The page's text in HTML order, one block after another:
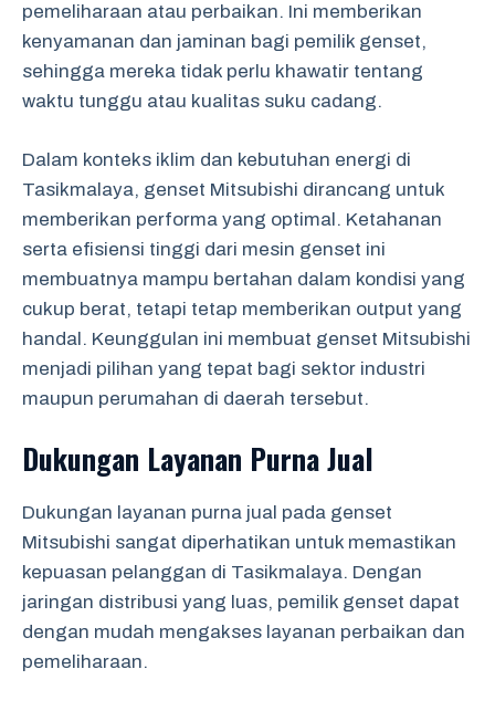
pemeliharaan atau perbaikan. Ini memberikan
kenyamanan dan jaminan bagi pemilik genset,
sehingga mereka tidak perlu khawatir tentang
waktu tunggu atau kualitas suku cadang.
Dalam konteks iklim dan kebutuhan energi di
Tasikmalaya, genset Mitsubishi dirancang untuk
memberikan performa yang optimal. Ketahanan
serta efisiensi tinggi dari mesin genset ini
membuatnya mampu bertahan dalam kondisi yang
cukup berat, tetapi tetap memberikan output yang
handal. Keunggulan ini membuat genset Mitsubishi
menjadi pilihan yang tepat bagi sektor industri
maupun perumahan di daerah tersebut.
Dukungan Layanan Purna Jual
Dukungan layanan purna jual pada genset
Mitsubishi sangat diperhatikan untuk memastikan
kepuasan pelanggan di Tasikmalaya. Dengan
jaringan distribusi yang luas, pemilik genset dapat
dengan mudah mengakses layanan perbaikan dan
pemeliharaan.